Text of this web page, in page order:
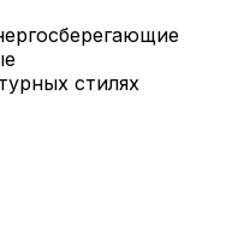
стилях